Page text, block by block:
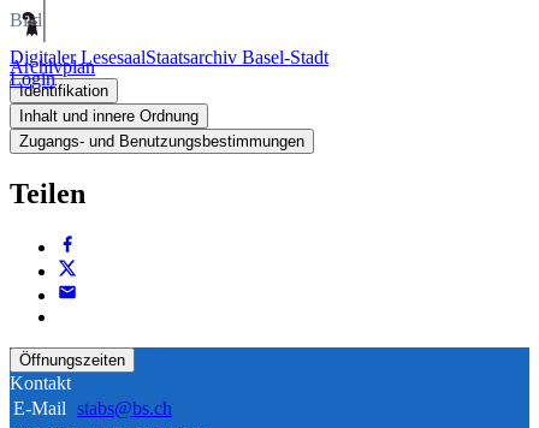
Digitaler LesesaalStaatsarchiv Basel-Stadt
Login
Bild
Archivplan
Identifikation
Inhalt und innere Ordnung
Zugangs- und Benutzungsbestimmungen
Teilen
Öffnungszeiten
Kontakt
E-Mail stabs@bs.ch